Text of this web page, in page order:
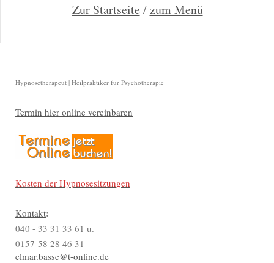
Zur Startseite /zum Menü
Hypnosetherapeut | Heilpraktiker für Psychotherapie
Termin hier online vereinbaren
Kosten der Hypnosesitzungen
Kontakt:
040 - 33 31 33 61 u.
0157 58 28 46 31
elmar.basse@t-online.de